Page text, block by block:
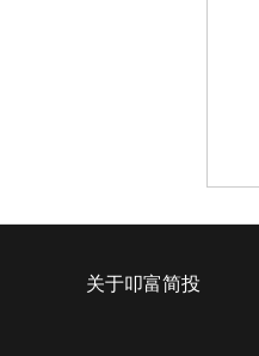
关于叩富简投